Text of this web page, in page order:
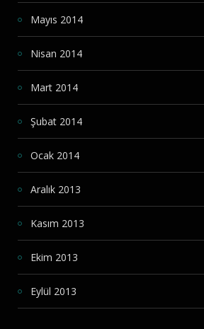
Mayıs 2014
Nisan 2014
Mart 2014
Şubat 2014
Ocak 2014
Aralık 2013
Kasım 2013
Ekim 2013
Eylül 2013